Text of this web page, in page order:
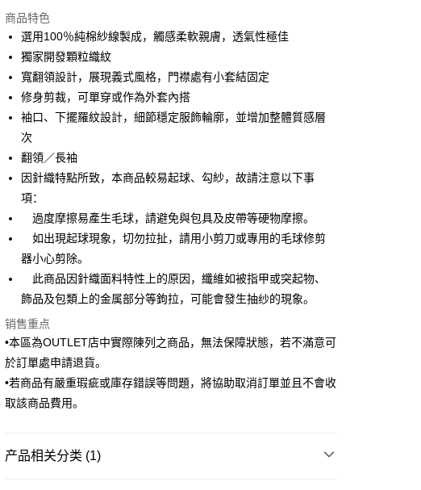
3期 0利率，每期 NT$511 21家银行
合作金库商业银行
华南商业银行
彰化商业银行
国泰世华商业银行
兆丰国际商业银行
台湾中小企业银行
台中商业银行
汇丰（台湾）商业银行
联邦商业银行
元大商业银行
永丰商业银行
台新国际商业银行
台湾乐天信用卡公司
6期 0利率，每期NT$255
合作金库商业银行
第一商业银行
华南商业银行
彰化商业银行
上海商业储蓄银行
台北富邦商业银行
台湾中小企业银行
汇丰（台湾）商业银行
联邦商业银行
远东国际商业银行
元大商业银行
玉山商业银行
星展（台湾）商业银行
台湾乐天信用卡公司
LINE Pay
Apple Pay
街口支付
悠遊付
Google Pay
ATM付款
运送方式
每笔NT$120，满NT$3,000(含以上)免运费
新竹物流離島宅配
每笔NT$350，满NT$3,500(含以上)免运费
商品特色
選用100％純棉紗線製成，觸感柔軟親膚，透氣性極佳
獨家開發顆粒織紋
寬翻領設計，展現義式風格，門襟處有小套結固定
修身剪裁，可單穿或作為外套內搭
袖口、下擺羅紋設計，細節穩定服飾輪廓，並增加整體質感層
次
翻領／長袖
因針織特點所致，本商品較易起球、勾紗，故請注意以下事
項：
過度摩擦易產生毛球，請避免與包具及皮帶等硬物摩擦。
如出現起球現象，切勿拉扯，請用小剪刀或專用的毛球修剪
器小心剪除。
此商品因針織面料特性上的原因，纖維如被指甲或突起物、
飾品及包類上的金属部分等鉤拉，可能會發生抽纱的現象。
销售重点
•本區為OUTLET店中實際陳列之商品，無法保障狀態，若不滿意可
於訂單處申請退貨。
•若商品有嚴重瑕疵或庫存錯誤等問題，將協助取消訂單並且不會收
取該商品費用。
产品相关分类 (1)